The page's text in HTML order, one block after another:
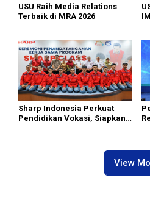
USU Raih Media Relations
Terbaik di MRA 2026
Sharp Indonesia Perkuat
Pendidikan Vokasi, Siapkan
View